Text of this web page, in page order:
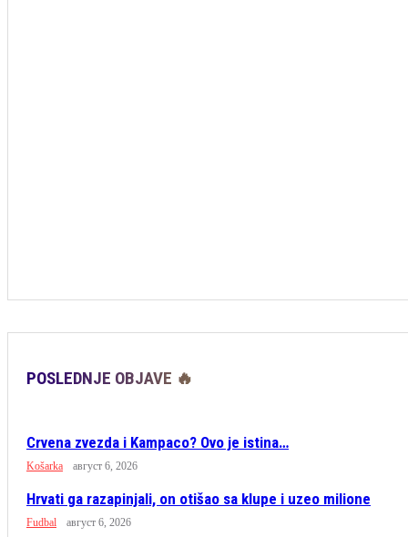
POSLEDNJE OBJAVE 🔥
Crvena zvezda i Kampaco? Ovo je istina…
Košarka август 6, 2026
Hrvati ga razapinjali, on otišao sa klupe i uzeo milione
Fudbal август 6, 2026